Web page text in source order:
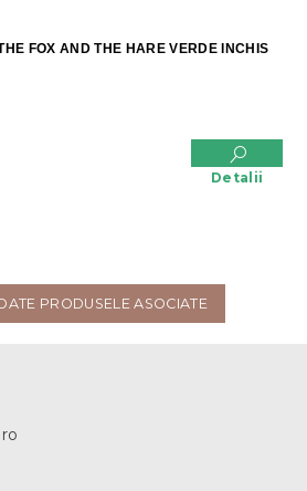
FOX AND THE HARE VERDE INCHIS
Detalii
PRODUSELE ASOCIATE